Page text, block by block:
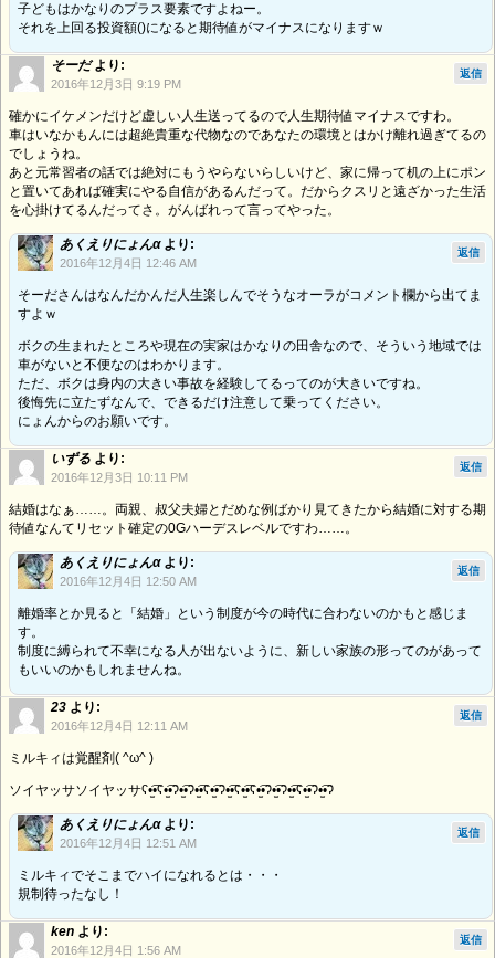
子どもはかなりのプラス要素ですよねー。
それを上回る投資額()になると期待値がマイナスになりますｗ
そーだ より:
2016年12月3日 9:19 PM
確かにイケメンだけど虚しい人生送ってるので人生期待値マイナスですわ。
車はいなかもんには超絶貴重な代物なのであなたの環境とはかけ離れ過ぎてるの
でしょうね。
あと元常習者の話では絶対にもうやらないらしいけど、家に帰って机の上にポン
と置いてあれば確実にやる自信があるんだって。だからクスリと遠ざかった生活
を心掛けてるんだってさ。がんばれって言ってやった。
返信
あくえりにょんα より:
2016年12月4日 12:46 AM
そーださんはなんだかんだ人生楽しんでそうなオーラがコメント欄から出てま
すよｗ
ボクの生まれたところや現在の実家はかなりの田舎なので、そういう地域では
車がないと不便なのはわかります。
ただ、ボクは身内の大きい事故を経験してるってのが大きいですね。
後悔先に立たずなんで、できるだけ注意して乗ってください。
にょんからのお願いです。
返信
いずる より:
2016年12月3日 10:11 PM
結婚はなぁ……。両親、叔父夫婦とだめな例ばかり見てきたから結婚に対する期
待値なんてリセット確定の0Gハーデスレベルですわ……。
返信
あくえりにょんα より:
2016年12月4日 12:50 AM
離婚率とか見ると「結婚」という制度が今の時代に合わないのかもと感じま
す。
制度に縛られて不幸になる人が出ないように、新しい家族の形ってのがあって
もいいのかもしれませんね。
返信
23 より:
2016年12月4日 12:11 AM
ミルキィは覚醒剤( ^ω^ )
ソイヤッサソイヤッサʕ•̫͡•ʕ•̫͡•ʔ•̫͡•ʔ•̫͡•ʕ•̫͡•ʔ•̫͡•ʕ•̫͡•ʕ•̫͡•ʔ•̫͡•ʔ•̫͡•ʕ•̫͡•ʔ•̫͡•ʔ
返信
あくえりにょんα より:
2016年12月4日 12:51 AM
ミルキィでそこまでハイになれるとは・・・
規制待ったなし！
返信
ken より:
2016年12月4日 1:56 AM
返信